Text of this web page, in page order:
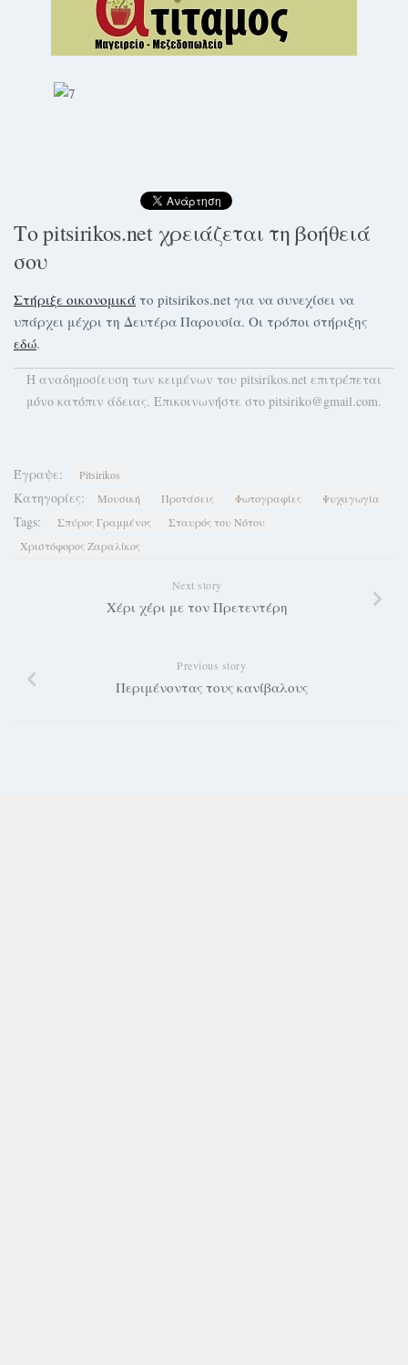
Το pitsirikos.net χρειάζεται τη βοήθειά
σου
Στήριξε οικονομικά το pitsirikos.net για να συνεχίσει να
υπάρχει μέχρι τη Δευτέρα Παρουσία. Οι τρόποι στήριξης
εδώ.
H αναδημοσίευση των κειμένων του pitsirikos.net επιτρέπεται
μόνο κατόπιν άδειας. Επικοινωνήστε στο pitsiriko@gmail.com.
Έγραψε: Pitsirikos
Κατηγορίες: Μουσική Προτάσεις Φωτογραφίες Ψυχαγωγία
Tags: Σπύρος Γραμμένος
Σταυρός του Νότου
Χριστόφορος Ζαραλίκος
Next story
Χέρι χέρι με τον Πρετεντέρη
Previous story
Περιμένοντας τους κανίβαλους